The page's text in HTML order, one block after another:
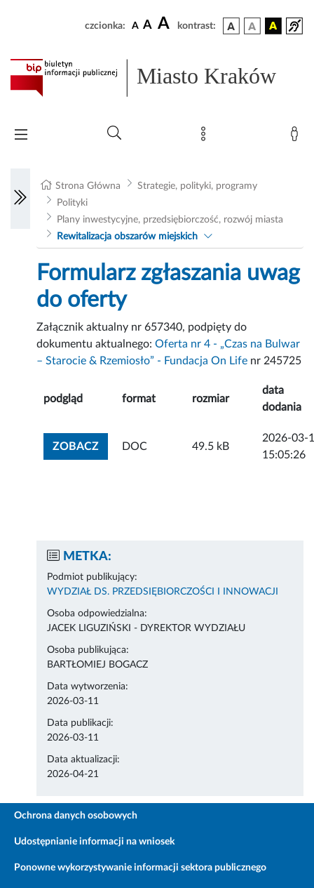
czcionka: A A A kontrast:
Miasto Kraków
Strona Główna
Strategie, polityki, programy
Polityki
Plany inwestycyjne, przedsiębiorczość, rozwój miasta
Rewitalizacja obszarów miejskich
Formularz zgłaszania uwag
do oferty
Załącznik aktualny nr 657340, podpięty do
dokumentu aktualnego:Oferta nr 4 - „Czas na Bulwar
– Starocie & Rzemiosło” - Fundacja On Life nr 245725
podgląd format rozmiar
data
dodania
ZOBACZZOBACZ ZAŁĄCZNIK
DOC 49.5 kB
2026-03-
15:05:26
METKA:
Podmiot publikujący:
WYDZIAŁ DS. PRZEDSIĘBIORCZOŚCI I INNOWACJI
Osoba odpowiedzialna:
JACEK LIGUZIŃSKI - DYREKTOR WYDZIAŁU
Osoba publikująca:
BARTŁOMIEJ BOGACZ
Data wytworzenia:
2026-03-11
Data publikacji:
2026-03-11
Data aktualizacji:
2026-04-21
Ochrona danych osobowych
Udostępnianie informacji na wniosek
Ponowne wykorzystywanie informacji sektora publicznego